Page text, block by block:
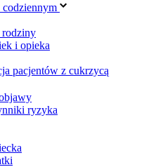
rodziny
i opieka
pacjentów z cukrzycą
ryzyka